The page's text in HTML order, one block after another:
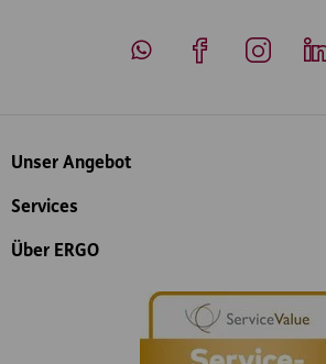
Inhaltsübersicht
Unser Angebot
Services
Über ERGO